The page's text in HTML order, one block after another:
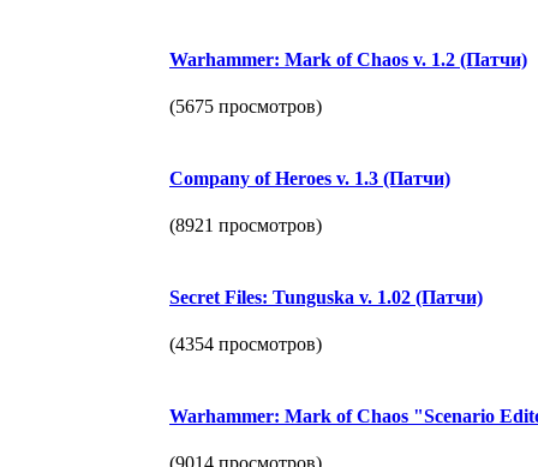
Warhammer: Mark of Chaos v. 1.2 (Патчи)
(5675 просмотров)
Company of Heroes v. 1.3 (Патчи)
(8921 просмотров)
Secret Files: Tunguska v. 1.02 (Патчи)
(4354 просмотров)
Warhammer: Mark of Chaos "Scenario